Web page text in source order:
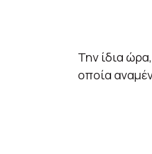
Την ίδια ώρα,
οποία